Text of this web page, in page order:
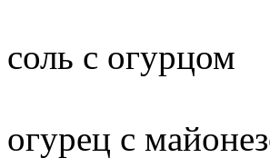
соль с огурцом
огурец с